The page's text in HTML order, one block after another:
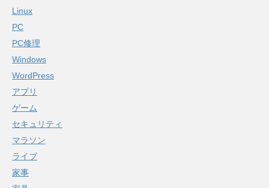
Linux
PC
PC修理
Windows
WordPress
アプリ
ゲーム
セキュリティ
マラソン
ライブ
家事